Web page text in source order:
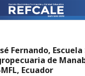
Fernando,
de
Ecuador